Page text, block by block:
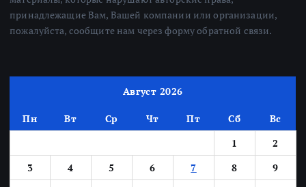
принадлежащие Вам, Вашей компании или организации,
пожалуйста, сообщите нам через форму обратной связи.
Август 2026
Пн Вт Ср Чт Пт Сб
Вс
1
2
3
4 5 6 7 8
9